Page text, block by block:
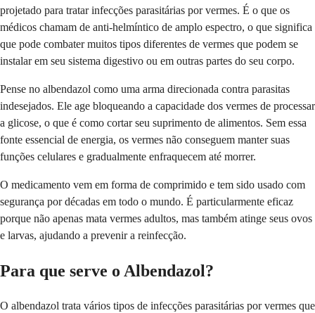
projetado para tratar infecções parasitárias por vermes. É o que os
médicos chamam de anti-helmíntico de amplo espectro, o que significa
que pode combater muitos tipos diferentes de vermes que podem se
instalar em seu sistema digestivo ou em outras partes do seu corpo.
Pense no albendazol como uma arma direcionada contra parasitas
indesejados. Ele age bloqueando a capacidade dos vermes de processar
a glicose, o que é como cortar seu suprimento de alimentos. Sem essa
fonte essencial de energia, os vermes não conseguem manter suas
funções celulares e gradualmente enfraquecem até morrer.
O medicamento vem em forma de comprimido e tem sido usado com
segurança por décadas em todo o mundo. É particularmente eficaz
porque não apenas mata vermes adultos, mas também atinge seus ovos
e larvas, ajudando a prevenir a reinfecção.
Para que serve o Albendazol?
O albendazol trata vários tipos de infecções parasitárias por vermes que